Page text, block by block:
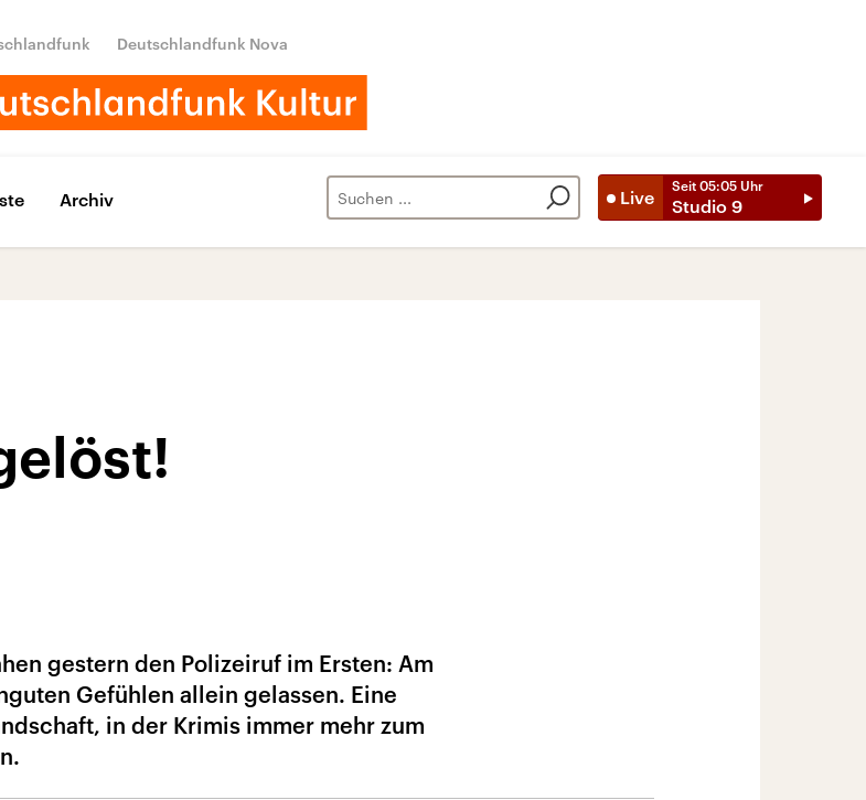
Deutschlandfunk Nova
Live
Seit 05:05 Uhr
Studio 9
Archiv
gestern den Polizeiruf im Ersten: Am
Gefühlen allein gelassen. Eine
in der Krimis immer mehr zum